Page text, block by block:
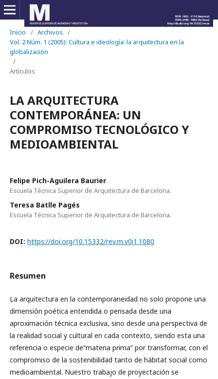
Inicio / Archivos
/
Vol. 2 Núm. 1 (2005): Cultura e ideología: la arquitectura en la
globalización
/
Artículos
LA ARQUITECTURA
CONTEMPORÁNEA: UN
COMPROMISO TECNOLÓGICO Y
MEDIOAMBIENTAL
Felipe Pich-Aguilera Baurier
Escuela Técnica Superior de Arquitectura de Barcelona.
Teresa Batlle Pagés
Escuela Técnica Superior de Arquitectura de Barcelona.
DOI: https://doi.org/10.15332/rev.m.v0i1.1080
Resumen
La arquitectura en la contemporaneidad no solo propone una
dimensión poética entendida o pensada desde una
aproximación técnica exclusiva, sino desde una perspectiva de
la realidad social y cultural en cada contexto, siendo esta una
referencia o especie de“materia prima” por transformar, con el
compromiso de la sostenibilidad tanto de hábitat social como
medioambiental. Nuestro trabajo de proyectación se